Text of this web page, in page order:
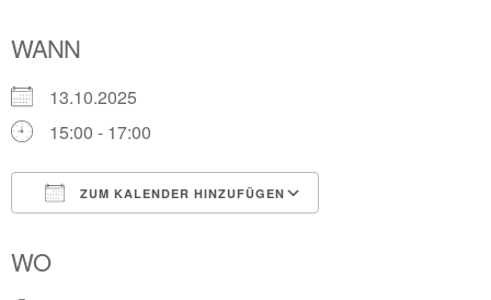
WANN
13.10.2025
15:00 - 17:00
ZUM KALENDER HINZUFÜGEN
WO